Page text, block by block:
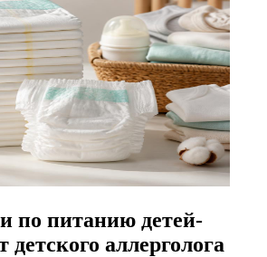
по питанию детей-
детского аллерголога